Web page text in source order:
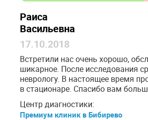
Раиса
Васильевна
17.10.2018
Встретили нас очень хорошо,
шикарное. После исследования
неврологу. В настоящее время
в стационаре. Спасибо вам
Центр диагностики:
Премиум клиник в Бибирево